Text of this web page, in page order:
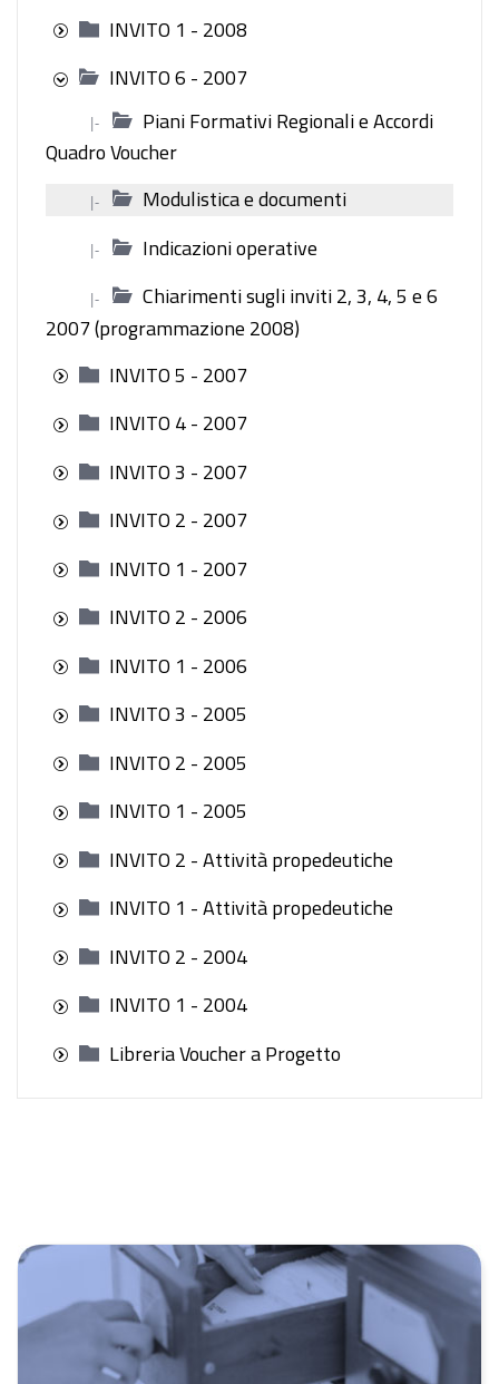
INVITO 1 - 2008
INVITO 6 - 2007
|-
Piani Formativi Regionali e Accordi
Quadro Voucher
|- Modulistica e documenti
|- Indicazioni operative
|-
Chiarimenti sugli inviti 2, 3, 4, 5 e 6
2007 (programmazione 2008)
INVITO 5 - 2007
INVITO 4 - 2007
INVITO 3 - 2007
INVITO 2 - 2007
INVITO 1 - 2007
INVITO 2 - 2006
INVITO 1 - 2006
INVITO 3 - 2005
INVITO 2 - 2005
INVITO 1 - 2005
INVITO 2 - Attività propedeutiche
INVITO 1 - Attività propedeutiche
INVITO 2 - 2004
INVITO 1 - 2004
Libreria Voucher a Progetto